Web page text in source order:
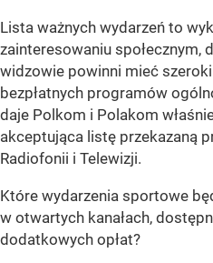
Lista ważnych wydarzeń to
zainteresowaniu społecznym,
widzowie powinni mieć
bezpłatnych programów
daje Polkom i Polakom
akceptująca listę przekazaną
Radiofonii i Telewizji.
Które wydarzenia sportowe
w otwartych kanałach,
dodatkowych opłat?